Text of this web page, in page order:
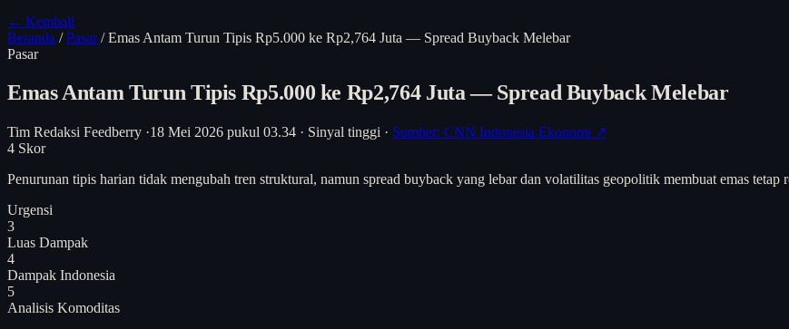
← Kembali
Beranda / Pasar/ Emas Antam Turun Tipis Rp5.000 ke Rp2,764 Juta — Spread Buyback Melebar
Pasar
Emas Antam Turun Tipis Rp5.000 ke Rp2,764 Juta — Spread Buyback Melebar
Tim Redaksi Feedberry ·18 Mei 2026 pukul 03.34 · Sinyal tinggi · Sumber: CNN Indonesia Ekonomi ↗
4 Skor
Penurunan tipis harian tidak mengubah tren struktural, namun spread buyback yang lebar dan volatilitas geopolitik membuat emas
Urgensi
3
Luas Dampak
4
Dampak Indonesia
5
Analisis Komoditas